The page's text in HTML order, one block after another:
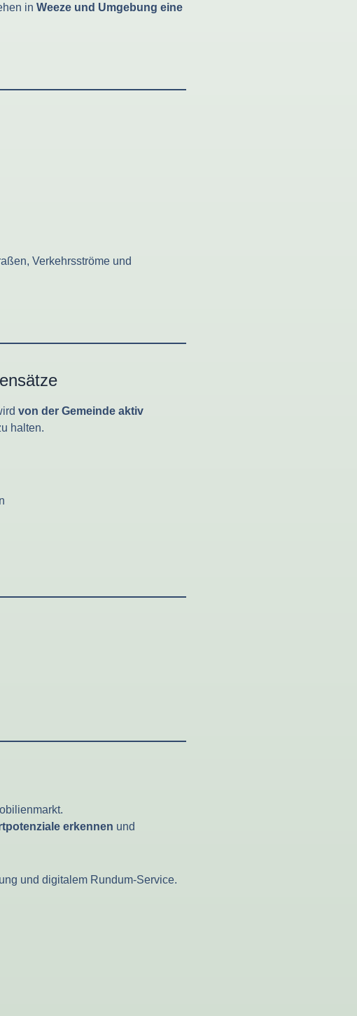
in Weeze und Umgebung eine
Verkehrsströme und
von der Gemeinde aktiv
halten.
erkennen und
und digitalem Rundum-Service.